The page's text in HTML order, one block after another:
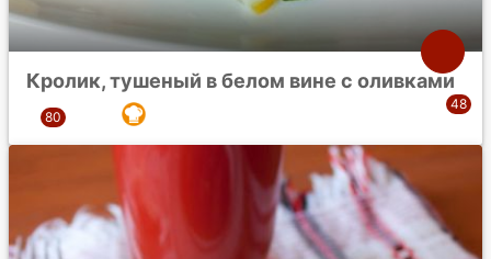
Кролик, тушеный в белом вине с оливками